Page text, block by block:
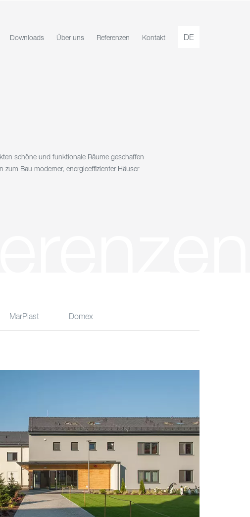
Downloads Über uns Referenzen Kontakt DE
schöne und funktionale Räume geschaffen
zum Bau moderner, energieeffizienter Häuser
MarPlast Domex